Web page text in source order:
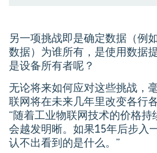
另一项挑战即是确定数据（例
数据）为谁所有，是使用数据
是设备所有者呢？
无论将来如何应对这些挑战，
联网将在未来几年里改变各行
“随着工业物联网技术的价格
会越发明晰。如果15年后步入
认不出看到的是什么。”